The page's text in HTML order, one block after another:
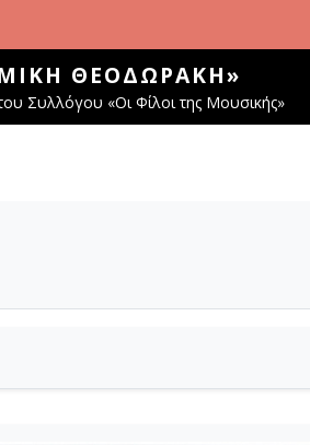
ΘΕΟΔΩΡΆΚΗ»
Συλλόγου «Οι Φίλοι της Μουσικής»